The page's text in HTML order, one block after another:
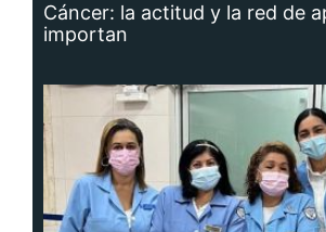
Cáncer: la actitud y la red de
importan